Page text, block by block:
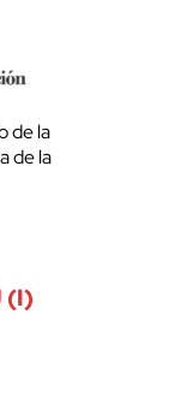
de la
de la
(I)